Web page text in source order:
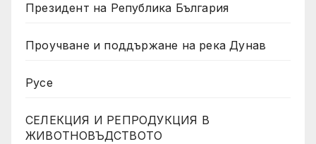
Президент на Република България
Проучване и поддържане на река Дунав
Русе
СЕЛЕКЦИЯ И РЕПРОДУКЦИЯ В
ЖИВОТНОВЪДСТВОТО